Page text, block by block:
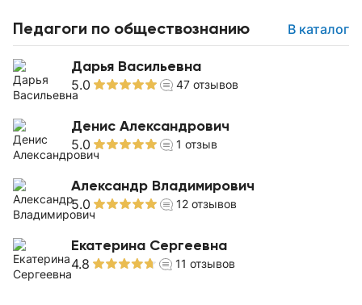
Педагоги по обществознанию В каталог
Дарья Васильевна
5.0 47 отзывов
Денис Александрович
5.0 1 отзыв
Александр Владимирович
5.0 12 отзывов
Екатерина Сергеевна
4.8 11 отзывов